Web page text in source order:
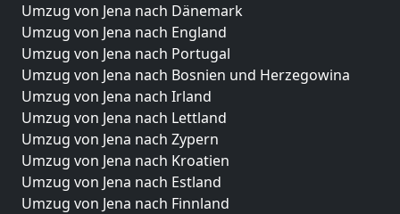
Umzug von Jena nach Dänemark
Umzug von Jena nach England
Umzug von Jena nach Portugal
Umzug von Jena nach Bosnien und Herzegowina
Umzug von Jena nach Irland
Umzug von Jena nach Lettland
Umzug von Jena nach Zypern
Umzug von Jena nach Kroatien
Umzug von Jena nach Estland
Umzug von Jena nach Finnland